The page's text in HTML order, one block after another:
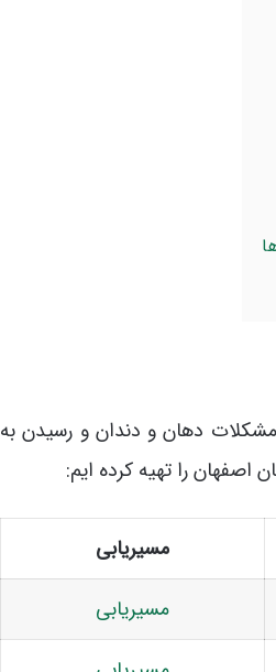
دهان و دندان و رسیدن به
اصفهان را تهیه کرده ایم:
مسیریابی
مسیریابی